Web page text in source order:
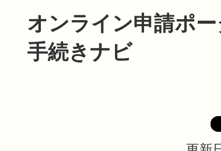
オンライン申請ポ
手続きナビ